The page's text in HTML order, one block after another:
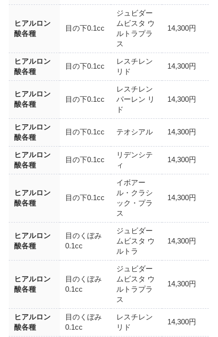
ヒアルロン
酸各種
目の下0.1cc
ジュビダー
ムビスタ ウ
ルトラプラ
ス
14,300円
ヒアルロン
酸各種
目の下0.1cc
レスチレン
リド
14,300円
ヒアルロン
酸各種
目の下0.1cc
レスチレン
パーレン リ
ド
14,300円
ヒアルロン
酸各種
目の下0.1cc テオシアル 14,300円
ヒアルロン
酸各種
目の下0.1cc
リデンシテ
ィ
14,300円
ヒアルロン
酸各種
目の下0.1cc
イボアー
ル・クラシ
ック・プラ
ス
14,300円
ヒアルロン
酸各種
目のくぼみ
0.1cc
ジュビダー
ムビスタ ウ
ルトラ
14,300円
ヒアルロン
酸各種
目のくぼみ
0.1cc
ジュビダー
ムビスタ ウ
ルトラプラ
ス
14,300円
ヒアルロン
酸各種
目のくぼみ
0.1cc
レスチレン
リド
14,300円